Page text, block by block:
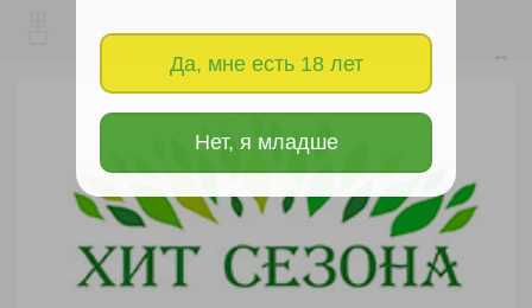
Да, мне есть 18 лет
Нет, я младше